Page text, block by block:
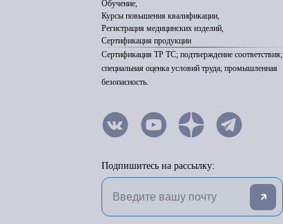
Обучение,
Курсы повышения квалификации,
Регистрация медицинских изделий,
Сертификация продукции
Сертификация ТР ТС; подтверждение соответствия;
специальная оценка условий труда; промышленная
безопасность.
Подпишитесь на рассылку: